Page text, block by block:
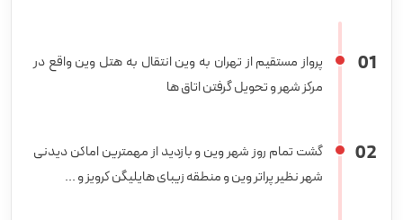
01
پرواز مستقیم از تهران به وین انتقال به هتل وین واقع در
مرکز شهر و تحویل گرفتن اتاق ها
02
گشت تمام روز شهر وین و بازدید از مهمترین اماکن دیدنی
شهر نظیر پراتر وین و منطقه زیبای هایلیگن کرویز و ...